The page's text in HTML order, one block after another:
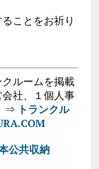
ことをお祈り
ルームを掲載
社、１個人事
⇒ トランクル
公共収納